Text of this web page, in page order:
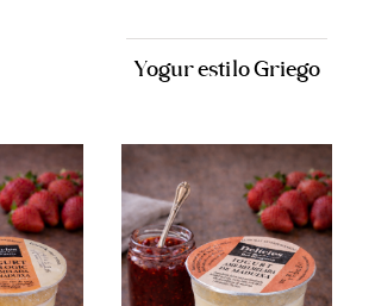
Yogur estilo Griego